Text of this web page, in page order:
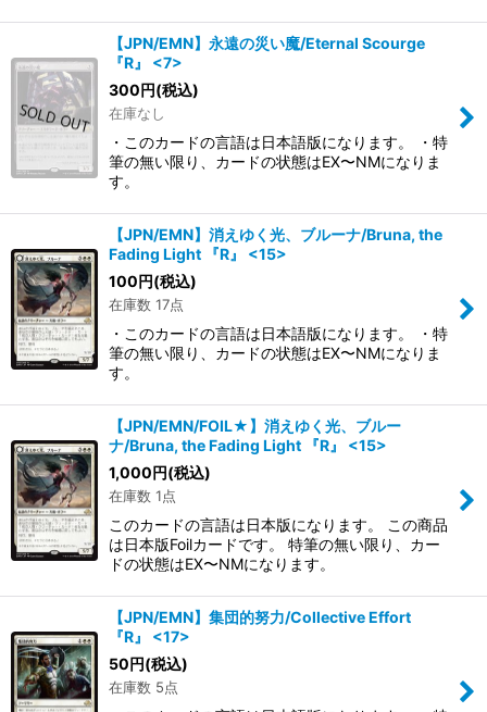
【JPN/EMN】永遠の災い魔/Eternal Scourge
『R』 <7>
300円(税込)
在庫なし
・このカードの言語は日本語版になります。 ・特
筆の無い限り、カードの状態はEX〜NMになりま
す。
【JPN/EMN】消えゆく光、ブルーナ/Bruna, the
Fading Light 『R』 <15>
100円(税込)
在庫数 17点
・このカードの言語は日本語版になります。 ・特
筆の無い限り、カードの状態はEX〜NMになりま
す。
【JPN/EMN/FOIL★】消えゆく光、ブルー
ナ/Bruna, the Fading Light 『R』 <15>
1,000円(税込)
在庫数 1点
このカードの言語は日本版になります。 この商品
は日本版Foilカードです。 特筆の無い限り、カー
ドの状態はEX〜NMになります。
【JPN/EMN】集団的努力/Collective Effort
『R』 <17>
50円(税込)
在庫数 5点